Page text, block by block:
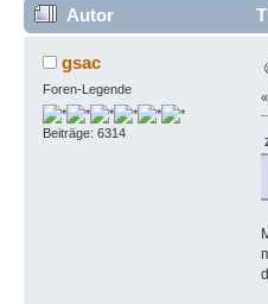
Autor
gsac
Foren-Legende
Beiträge: 6314
«